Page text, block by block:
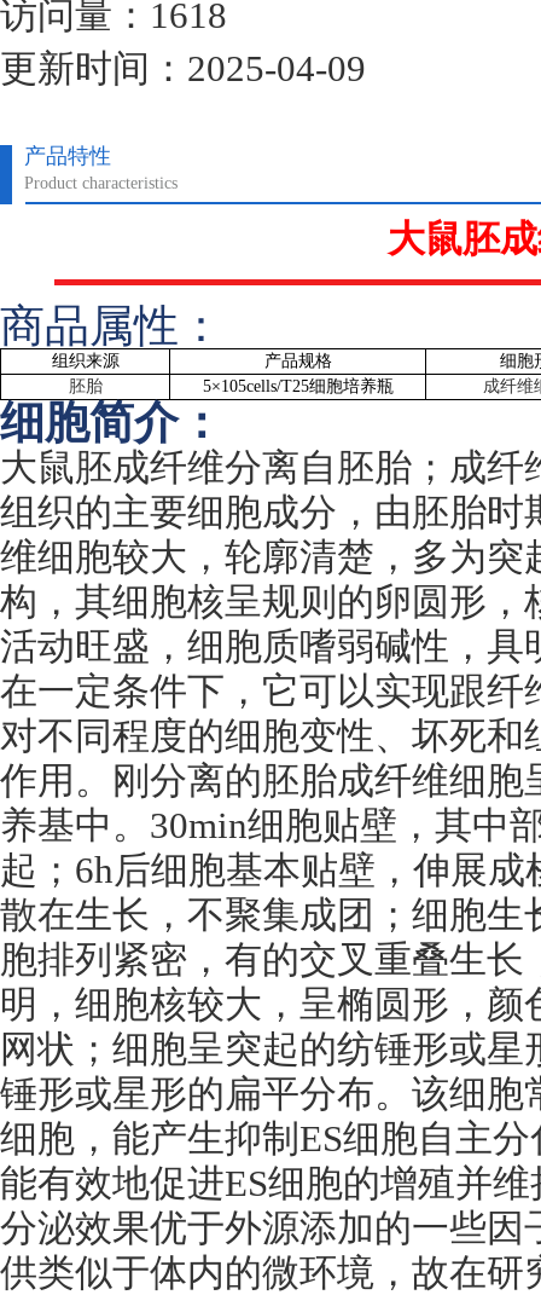
访问量：1618
更新时间：2025-04-09
产品特性
Product characteristics
大鼠胚
商品属性：
组织来源 产品规格
细胞
胚胎
5×105cells/T25细胞培养瓶 成纤维
细胞简介：
大鼠胚成纤维分离自胚胎；成纤
组织的主要细胞成分，由胚胎
维细胞较大，轮廓清楚，多为
构，其细胞核呈规则的卵圆形
活动旺盛，细胞质嗜弱碱性，
在一定条件下，它可以实现跟
对不同程度的细胞变性、坏死
作用。刚分离的胚胎成纤维细
养基中。 30min细胞贴壁，其中
起； 6h后细胞基本贴壁，伸展
散在生长，不聚集成团；细胞生
胞排列紧密，有的交叉重叠生
明，细胞核较大，呈椭圆形，
网状；细胞呈突起的纺锤形或
锤形或星形的扁平分布。该细胞
细胞，能产生抑制 ES细胞自主
能有效地促进ES细胞的增殖并
分泌效果优于外源添加的一些因
供类似于体内的微环境，故在研